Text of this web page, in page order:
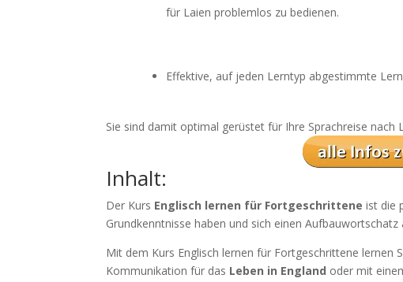
für Laien problemlos zu bedienen.
Effektive, auf jeden Lerntyp abgestimmte
Sie sind damit optimal gerüstet für Ihre Sprachreise nach
Inhalt:
Der Kurs Englisch lernen für Fortgeschrittene ist die
Grundkenntnisse haben und sich einen
Mit dem Kurs Englisch lernen für Fortgeschrittene lernen
Kommunikation für das Leben in England oder mit